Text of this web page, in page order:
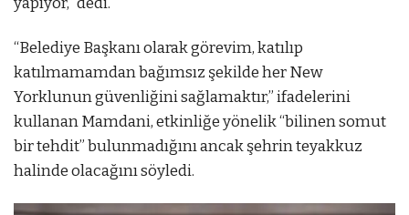
“Belediye Başkanı olarak görevim, katılıp
katılmamamdan bağımsız şekilde her New
Yorklunun güvenliğini sağlamaktır,” ifadelerini
kullanan Mamdani, etkinliğe yönelik “bilinen somut
bir tehdit” bulunmadığını ancak şehrin teyakkuz
halinde olacağını söyledi.